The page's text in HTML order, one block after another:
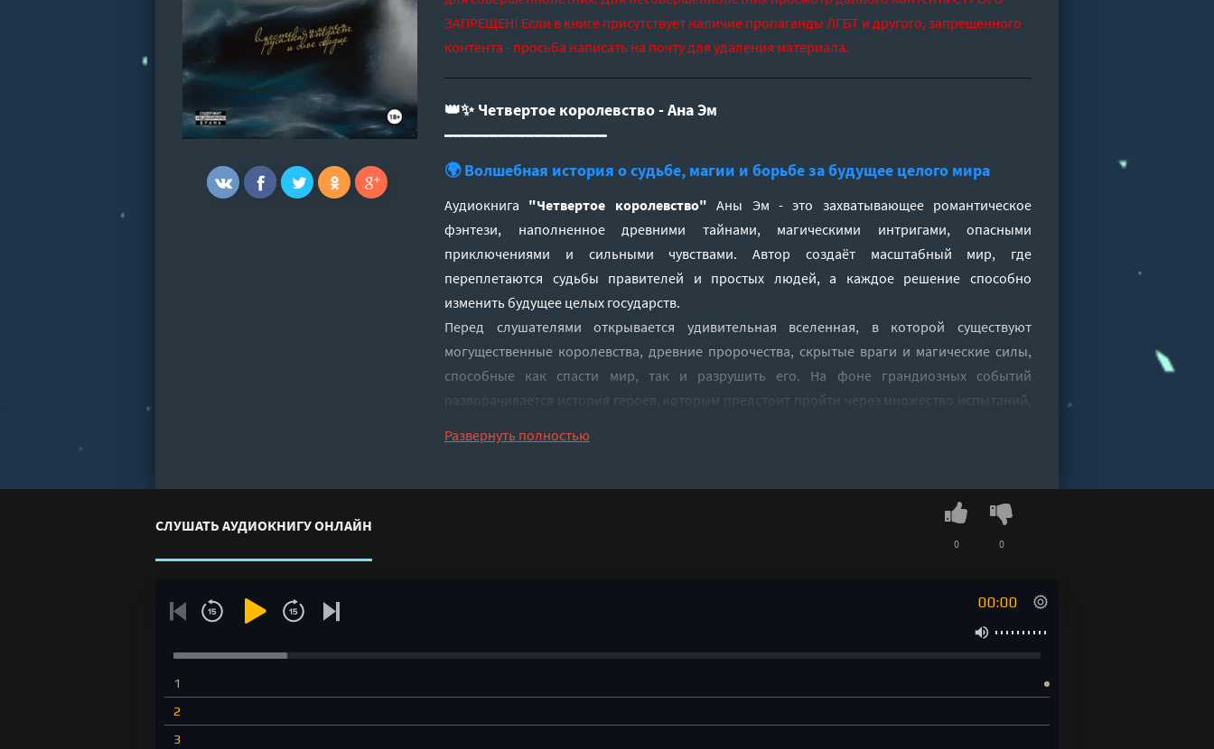
ЗАПРЕЩЕН! Если в книге присутствует наличие пропаганды ЛГБТ и другого, запрещенного
контента - просьба написать на почту для удаления материала.
👑✨ Четвертое королевство - Ана Эм
━━━━━━━━━━━━━━━━━━
🌍 Волшебная история о судьбе, магии и борьбе за будущее целого мира
Аудиокнига "Четвертое королевство" Аны Эм - это захватывающее романтическое
фэнтези, наполненное древними тайнами, магическими интригами, опасными
приключениями и сильными чувствами. Автор создаёт масштабный мир, где
переплетаются судьбы правителей и простых людей, а каждое решение способно
изменить будущее целых государств.
Перед слушателями открывается удивительная вселенная, в которой существуют
могущественные королевства, древние пророчества, скрытые враги и магические силы,
способные как спасти мир, так и разрушить его. На фоне грандиозных событий
разворачивается история героев, которым предстоит пройти через множество испытаний,
С первых минут аудиокнига погружает в атмосферу загадочности и волшебства, заставляя
Что, если за пределами привычного мира скрывается загадочное Четвертое королевство?
Именно эта тайна становится основой всего повествования.
Развернуть полностью
СЛУШАТЬ АУДИОКНИГУ ОНЛАЙН
0 0
00:00
1
2
3